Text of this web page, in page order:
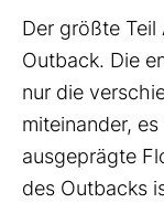
Der größte Teil
Outback. Die
nur die
miteinander,
ausgeprägte
des Outbacks